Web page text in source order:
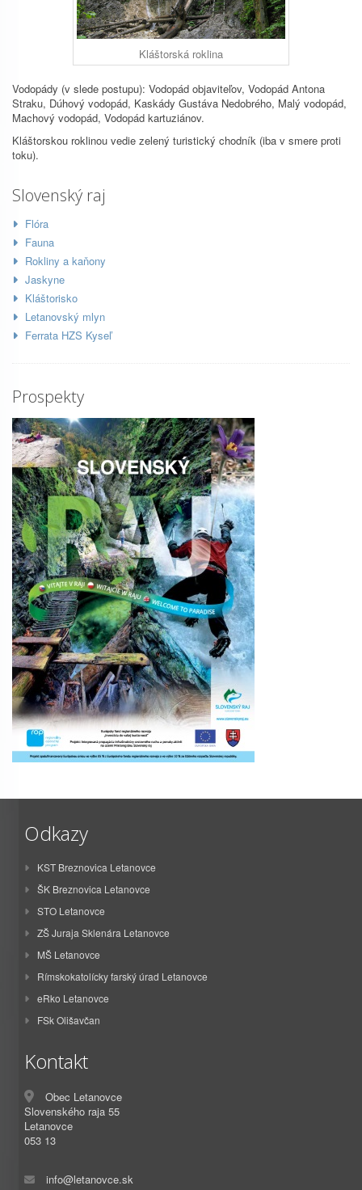
Kláštorská roklina
Vodopády (v slede postupu): Vodopád objaviteľov, Vodopád Antona
Straku, Dúhový vodopád, Kaskády Gustáva Nedobrého, Malý vodopád,
Machový vodopád, Vodopád kartuziánov.
Kláštorskou roklinou vedie zelený turistický chodník (iba v smere proti
toku).
Slovenský raj
Flóra
Fauna
Rokliny a kaňony
Jaskyne
Kláštorisko
Letanovský mlyn
Ferrata HZS Kyseľ
Prospekty
Odkazy
KST Breznovica Letanovce
ŠK Breznovica Letanovce
STO Letanovce
ZŠ Juraja Sklenára Letanovce
MŠ Letanovce
Rímskokatolícky farský úrad Letanovce
eRko Letanovce
FSk Olišavčan
Kontakt
Obec Letanovce
Slovenského raja 55
Letanovce
053 13
info@letanovce.sk